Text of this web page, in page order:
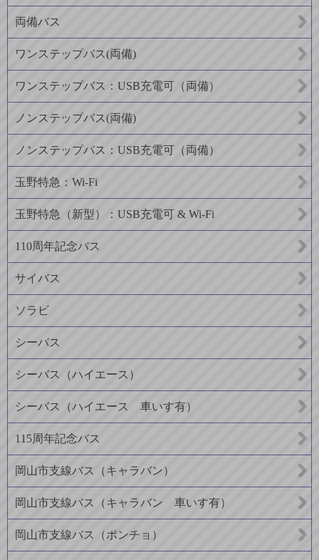
両備バス
ワンステップバス(両備)
ワンステップバス：USB充電可（両備）
ノンステップバス(両備)
ノンステップバス：USB充電可（両備）
玉野特急：Wi-Fi
玉野特急（新型）：USB充電可 & Wi-Fi
110周年記念バス
サイバス
ソラビ
シーバス
シーバス（ハイエース）
シーバス（ハイエース 車いす有）
115周年記念バス
岡山市支線バス（キャラバン）
岡山市支線バス（キャラバン 車いす有）
岡山市支線バス（ポンチョ）